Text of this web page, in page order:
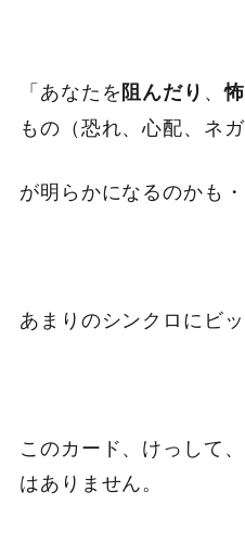
「あなたを阻んだり 、
もの（恐れ、心配、ネ
が明らかになるのかも・
あまりのシンクロにビッ
このカード、けっして
はありません。